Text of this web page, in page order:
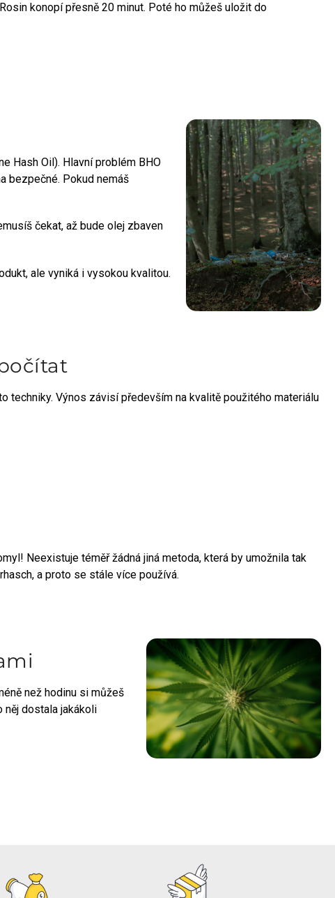
konopí přesně 20 minut. Poté ho můžeš uložit do
Hash Oil). Hlavní problém BHO
bezpečné. Pokud nemáš
čekat, až bude olej zbaven
ale vyniká i vysokou kvalitou.
techniky. Výnos závisí především na kvalitě použitého materiálu
Neexistuje téměř žádná jiná metoda, která by umožnila tak
a proto se stále více používá.
než hodinu si můžeš
něj dostala jakákoli